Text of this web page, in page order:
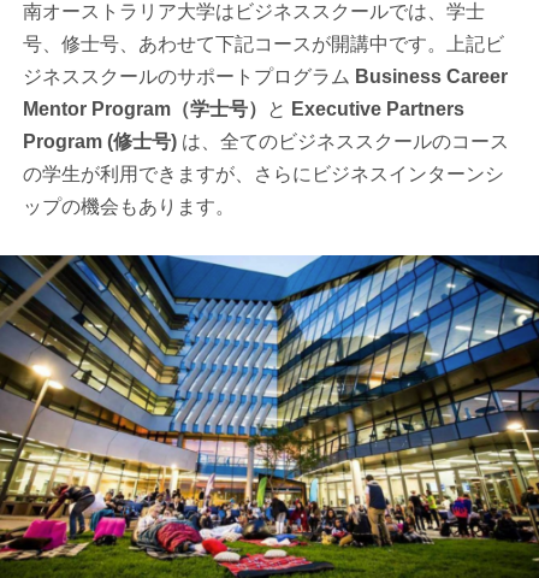
南オーストラリア大学はビジネススクールでは、学士
号、修士号、あわせて下記コースが開講中です。上記ビ
ジネススクールのサポートプログラム Business Career
Mentor Program（学士号）
と Executive Partners
Program (修士号) は、全てのビジネススクールのコース
の学生が利用できますが、さらにビジネスインターンシ
ップの機会もあります。